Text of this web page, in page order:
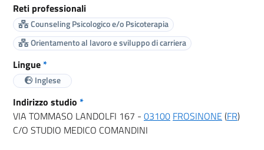
Reti professionali
Counseling Psicologico e/o Psicoterapia
Orientamento al lavoro e sviluppo di carriera
Lingue*
Inglese
Indirizzo studio *
VIA TOMMASO LANDOLFI 167 - 03100 FROSINONE (FR)
C/O STUDIO MEDICO COMANDINI